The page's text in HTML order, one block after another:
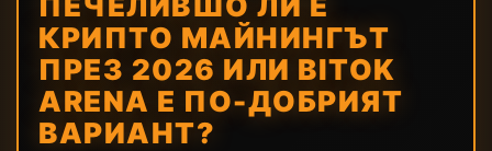
КРИПТО МАЙНИНГЪТ
ПРЕЗ 2026 ИЛИ BITOK
ARENA Е ПО-ДОБРИЯТ
ВАРИАНТ?